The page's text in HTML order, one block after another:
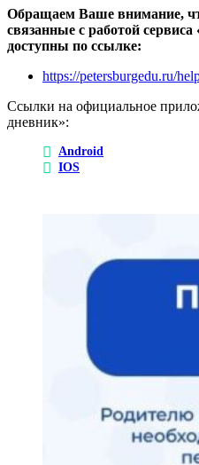
Обращаем Ваше внимание,
связанные с работой
доступны по ссылке:
https://petersburgedu.ru/
Ссылки на официальное
дневник»:
Android
IOS